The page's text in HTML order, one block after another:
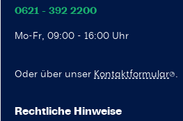
0621 - 392 2200
Mo-Fr, 09:00 - 16:00 Uhr
Oder über unser Kontaktformular .
Rechtliche Hinweise